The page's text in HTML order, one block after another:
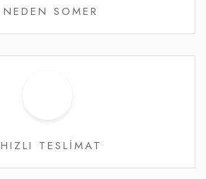
NEDEN SOMER
HIZLI TESLİMAT